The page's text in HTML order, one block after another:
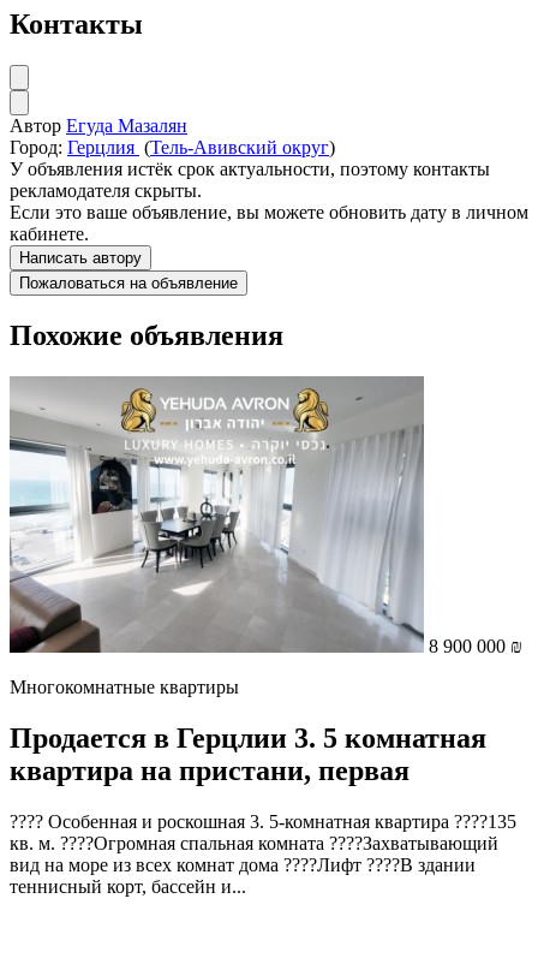
Контакты
Автор Егуда Мазалян
Город: Герцлия (Тель-Авивский округ)
У объявления истёк срок актуальности, поэтому контакты
рекламодателя скрыты.
Если это ваше объявление, вы можете обновить дату в личном
кабинете.
Написать автору
Пожаловаться на объявление
Похожие объявления
8 900 000 ₪
Многокомнатные квартиры
Продается в Герцлии 3. 5 комнатная
квартира на пристани, первая
???? Особенная и роскошная 3. 5-комнатная квартира ????135
кв. м. ????Огромная спальная комната ????Захватывающий
вид на море из всех комнат дома ????Лифт ????В здании
теннисный корт, бассейн и...